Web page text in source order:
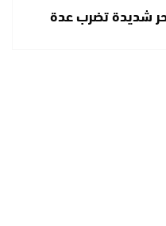
حر شديدة تضرب عدة